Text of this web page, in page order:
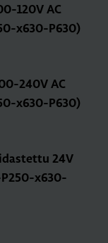
120V AC
x630-P630)
240V AC
x630-P630)
24V
P250-x630-